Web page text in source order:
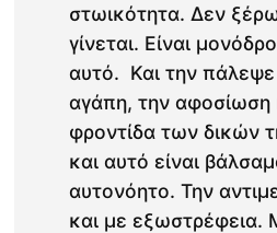
στωικότητα. Δεν
γίνεται. Είναι
αυτό. Και την
αγάπη, την αφοσίωση
φροντίδα των δικών
και αυτό είναι
αυτονόητο. Την
και με εξωστρέφεια.